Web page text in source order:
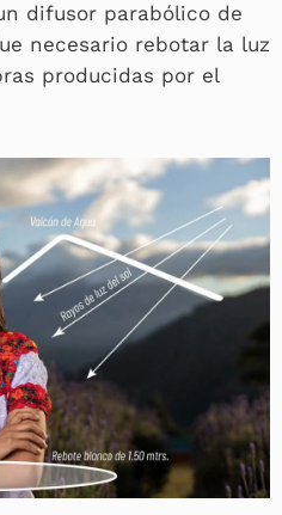
difusor parabólico de
necesario rebotar la luz
producidas por el